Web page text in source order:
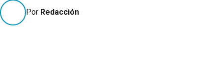
Por Redacción